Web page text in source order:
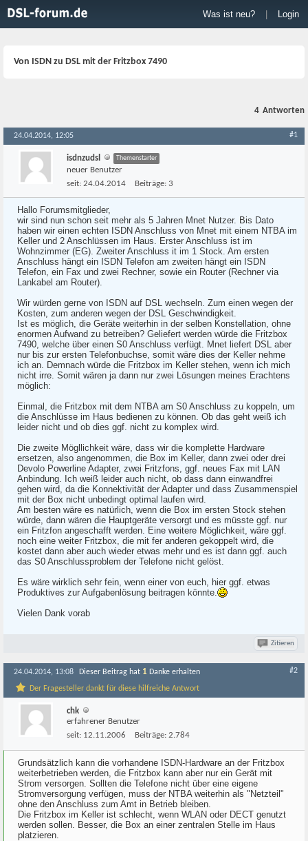
Was ist neu? Login
Von ISDN zu DSL mit der Fritzbox 7490
4 Antworten
24.04.2014, 12:05 #1
isdnzudsl Themenstarter
neuer Benutzer
seit: 24.04.2014 Beiträge: 3
Hallo Forumsmitglieder,
wir sind nun schon seit mehr als 5 Jahren Mnet Nutzer. Bis Dato
haben wir einen echten ISDN Anschluss von Mnet mit einem NTBA im
Keller und 2 Anschlüssen im Haus. Erster Anschluss ist im
Wohnzimmer (EG). Zweiter Anschluss it im 1 Stock. Am ersten
Anschluss hängt ein ISDN Telefon am zweiten hängt ein ISDN
Telefon, ein Fax und zwei Rechner, sowie ein Router (Rechner via
Lankabel am Router).
Wir würden gerne von ISDN auf DSL wechseln. Zum einen wegen der
Kosten, zum anderen wegen der DSL Geschwindigkeit.
Ist es möglich, die Geräte weiterhin in der selben Konstellation, ohne
enormen Aufwand zu betreiben? Geliefert werden würde die Fritzbox
7490, welche über einen S0 Anschluss verfügt. Mnet liefert DSL aber
nur bis zur ersten Telefonbuchse, somit wäre dies der Keller nehme
ich an. Demnach würde die Fritzbox im Keller stehen, wenn ich mich
nicht irre. Somit wären ja dann nur zwei Lösungen meines Erachtens
möglich:
Einmal, die Fritzbox mit dem NTBA am S0 Anschluss zu koppeln, um
die Anschlüsse im Haus bedienen zu können. Ob das geht weiß ich
leider nicht und ob dies ggf. nicht zu komplex wird.
Die zweite Mögllichkeit wäre, dass wir die komplette Hardware
ersetzen, also angenommen, die Box im Keller, dann zwei oder drei
Devolo Powerline Adapter, zwei Fritzfons, ggf. neues Fax mit LAN
Anbindung. Ich weiß leider auch nicht, ob dass dann einwandfrei
gehen wird, da die Konnektivität der Adapter und dass Zusammenspiel
mit der Box nicht unbedingt optimal laufen wird.
Am besten wäre es natürlich, wenn die Box im ersten Stock stehen
würde, dann wären die Hauptgeräte versorgt und es müsste ggf. nur
ein Fritzfon angeschafft werden. Eine weitere Möglichkeit, wäre ggf.
noch eine weiter Fritzbox, die mit fer anderen gekoppelt wird, die
kostet dann aber auch wieder etwas mehr und es ist dann ggf. auch
das S0 Anschlussproblem der Telefone nicht gelöst.
Es wäre wirklich sehr fein, wenn einer von euch, hier ggf. etwas
Produktives zur Aufgabenlösung beitragen könnte.
Vielen Dank vorab
Zitieren
24.04.2014, 13:08 Dieser Beitrag hat 1 Danke erhalten
Der Fragesteller dankt für diese hilfreiche Antwort
#2
chk
erfahrener Benutzer
seit: 12.11.2006 Beiträge: 2.784
Grundsätzlich kann die vorhandene ISDN-Hardware an der Fritzbox
weiterbetrieben werden, die Fritzbox kann aber nur ein Gerät mit
Strom versorgen. Sollten die Telefone nicht über eine eigene
Stromversorgung verfügen, muss der NTBA weiterhin als "Netzteil"
ohne den Anschluss zum Amt in Betrieb bleiben.
Die Fritzbox im Keller ist schlecht, wenn WLAN oder DECT genutzt
werden sollen. Besser, die Box an einer zentralen Stelle im Haus
platzieren.